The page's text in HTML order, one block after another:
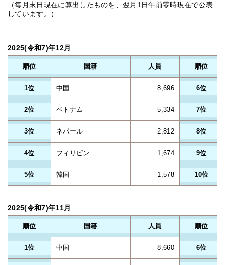
（毎月末日現在に算出したものを、翌月1日午前零時現在で公表
しています。）
2025(令和7)年12月
順位 国籍 人員 順位
1位 中国 8,696 6位
2位 ベトナム 5,334 7位
3位 ネパール 2,812 8位
4位 フィリピン 1,674 9位
5位 韓国 1,578 10位
2025(令和7)年11月
順位 国籍 人員 順位
1位 中国 8,660 6位